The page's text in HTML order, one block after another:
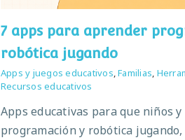
7 apps para aprender
robótica jugando
Apps y juegos educativos ,Familias
Recursos educativos
Apps educativas para que niños
programación y robótica